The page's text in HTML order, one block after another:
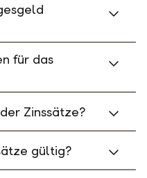
für das
Zinssätze?
gültig?